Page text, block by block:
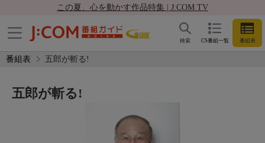
この夏、心を動かす作品特集 | J:COM TV
CS番組一覧 番組表
検索
番組表 五郎が斬る!
五郎が斬る!